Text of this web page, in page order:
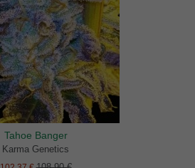
Tahoe Banger
Karma Genetics